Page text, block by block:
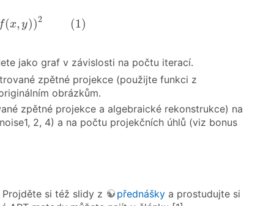
f(x, y))2 (1 )
x, 2 1 )
jako graf v závislosti na počtu iterací.
zpětné projekce (použijte funkci z
obrázkům.
zpětné projekce a algebraické rekonstrukce) na
2, 4) a na počtu projekčních úhlů (viz bonus
si též slidy z přednášky a prostudujte si